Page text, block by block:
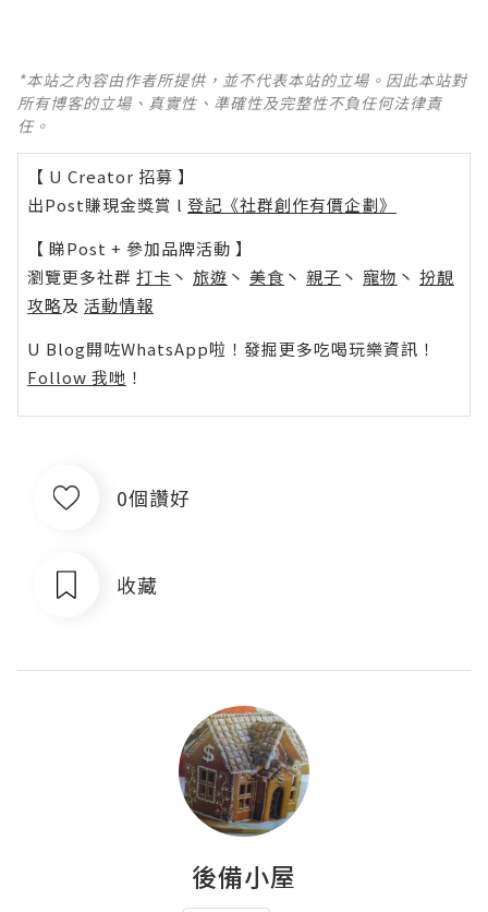
*本站之內容由作者所提供，並不代表本站的立場。因此本站對
所有博客的立場、真實性、準確性及完整性不負任何法律責
任。
【 U Creator 招募 】
出Post賺現金獎賞 l 登記《社群創作有價企劃》
【 睇Post + 參加品牌活動 】
瀏覽更多社群 打卡 丶 旅遊 丶 美食 丶 親子 丶 寵物 丶 扮靚
攻略及 活動情報
U Blog開咗WhatsApp啦！發掘更多吃喝玩樂資訊！
Follow 我哋 ！
0個讚好
收藏
後備小屋